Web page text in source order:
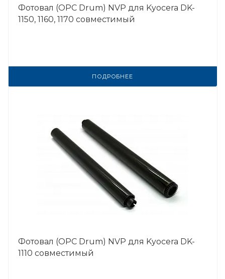
Фотовал (OPC Drum) NVP для Kyocera DK-
1150, 1160, 1170 совместимый
ПОДРОБНЕЕ
Фотовал (OPC Drum) NVP для Kyocera DK-
1110 совместимый